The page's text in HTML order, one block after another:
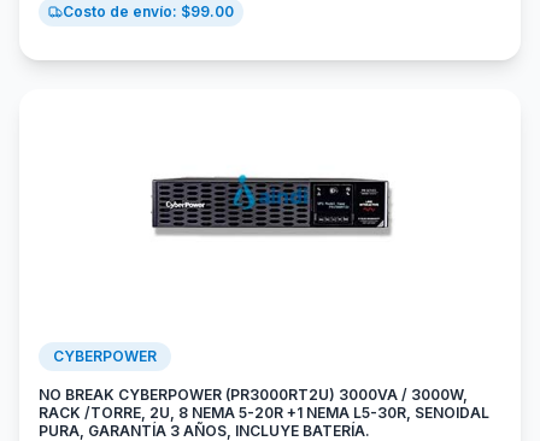
Costo de envío: $99.00
CYBERPOWER
NO BREAK CYBERPOWER (PR3000RT2U) 3000VA / 3000W,
RACK /TORRE, 2U, 8 NEMA 5-20R +1 NEMA L5-30R, SENOIDAL
PURA, GARANTÍA 3 AÑOS, INCLUYE BATERÍA.